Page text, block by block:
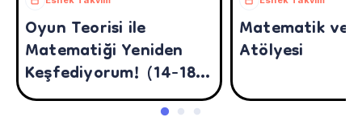
Oyun Teorisi ile
Matematiği Yeniden
Keşfediyorum! (14-18
Yaş)
Matematik ve
Atölyesi